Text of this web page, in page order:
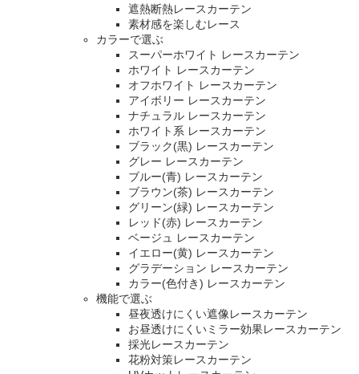
遮熱断熱レースカーテン
素材感を楽しむレース
カラーで選ぶ
スーパーホワイト レースカーテン
ホワイト レースカーテン
オフホワイト レースカーテン
アイボリー レースカーテン
ナチュラル レースカーテン
ホワイト系 レースカーテン
ブラック(黒) レースカーテン
グレー レースカーテン
ブルー(青) レースカーテン
ブラウン(茶) レースカーテン
グリーン(緑) レースカーテン
レッド(赤) レースカーテン
ベージュ レースカーテン
イエロー(黄) レースカーテン
グラデーション レースカーテン
カラー(色付き) レースカーテン
機能で選ぶ
昼夜透けにくい遮像レースカーテン
お昼透けにくいミラー効果レースカーテン
採光レースカーテン
花粉対策レースカーテン